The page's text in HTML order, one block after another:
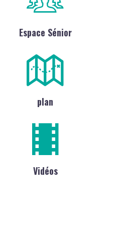
Espace Sénior
plan
Vidéos